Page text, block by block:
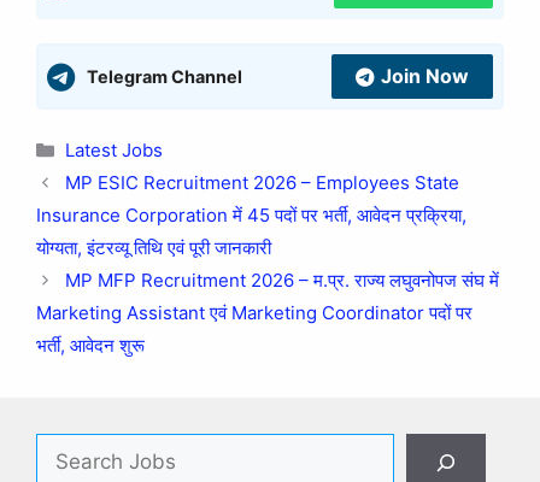
Telegram Channel Join Now
Latest Jobs
MP ESIC Recruitment 2026 – Employees State
Insurance Corporation में 45 पदों पर भर्ती, आवेदन प्रक्रिया,
योग्यता, इंटरव्यू तिथि एवं पूरी जानकारी
MP MFP Recruitment 2026 – म.प्र. राज्य लघुवनोपज संघ में
Marketing Assistant एवं Marketing Coordinator पदों पर
भर्ती, आवेदन शुरू